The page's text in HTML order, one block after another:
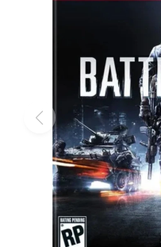
Consolas recertificadas
Juegos
Accesorios